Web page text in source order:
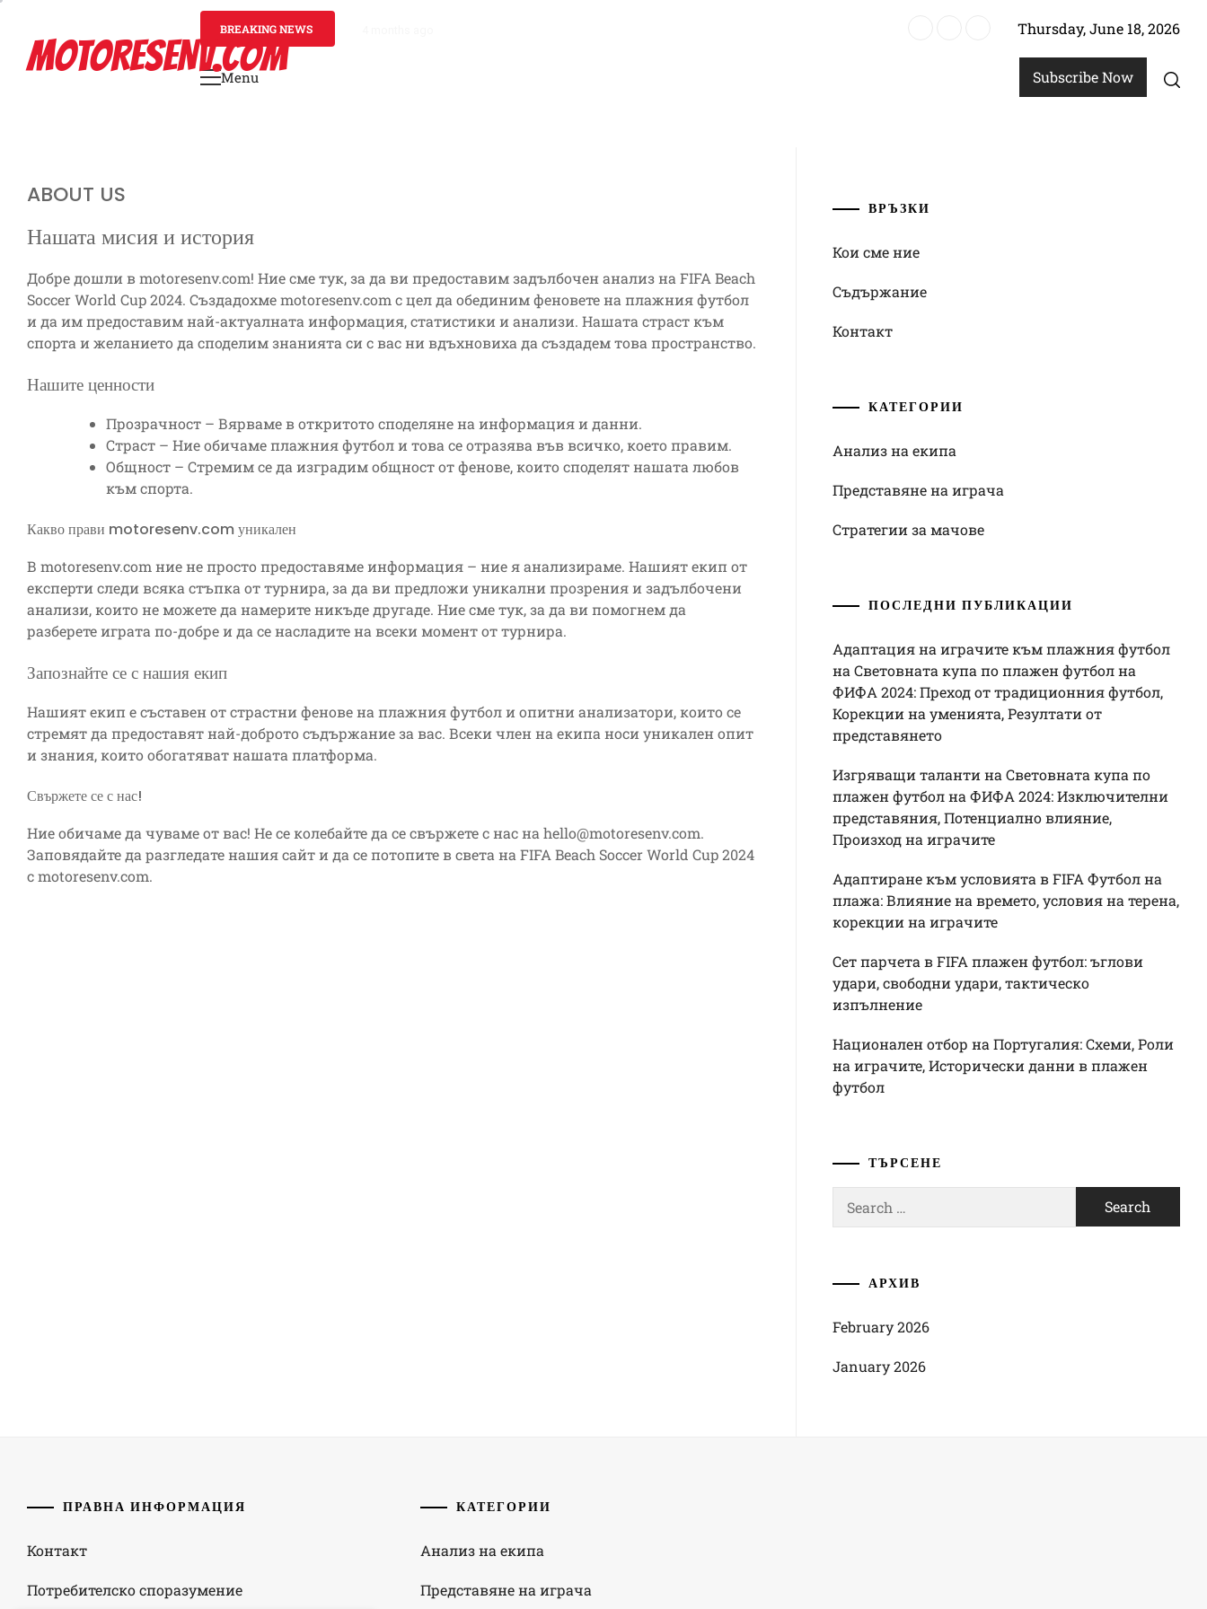
contentMOTORESENV.COM
BREAKING NEWS Адаптация на играчите към плажния футбол на Световната купа по плажен футбол на ФИФА 2024: Преход от традиционния
Thursday, June 18, 2026
Primary
Menu Subscribe Now
ABOUT US
Нашата мисия и история
Добре дошли в motoresenv.com! Ние сме тук, за да ви предоставим задълбочен анализ на FIFA Beach
Soccer World Cup 2024. Създадохме motoresenv.com с цел да обединим феновете на плажния футбол
и да им предоставим най-актуалната информация, статистики и анализи. Нашата страст към
спорта и желанието да споделим знанията си с вас ни вдъхновиха да създадем това пространство.
Нашите ценности
Прозрачност – Вярваме в откритото споделяне на информация и данни.
Страст – Ние обичаме плажния футбол и това се отразява във всичко, което правим.
Общност – Стремим се да изградим общност от фенове, които споделят нашата любов
към спорта.
Какво прави motoresenv.com уникален
В motoresenv.com ние не просто предоставяме информация – ние я анализираме. Нашият екип от
експерти следи всяка стъпка от турнира, за да ви предложи уникални прозрения и задълбочени
анализи, които не можете да намерите никъде другаде. Ние сме тук, за да ви помогнем да
разберете играта по-добре и да се насладите на всеки момент от турнира.
Запознайте се с нашия екип
Нашият екип е съставен от страстни фенове на плажния футбол и опитни анализатори, които се
стремят да предоставят най-доброто съдържание за вас. Всеки член на екипа носи уникален опит
и знания, които обогатяват нашата платформа.
Свържете се с нас!
Ние обичаме да чуваме от вас! Не се колебайте да се свържете с нас на hello@motoresenv.com.
Заповядайте да разгледате нашия сайт и да се потопите в света на FIFA Beach Soccer World Cup 2024
с motoresenv.com.
ВРЪЗКИ
Кои сме ние
Съдържание
Контакт
КАТЕГОРИИ
Анализ на екипа
Представяне на играча
Стратегии за мачове
ПОСЛЕДНИ ПУБЛИКАЦИИ
Адаптация на играчите към плажния футбол
на Световната купа по плажен футбол на
ФИФА 2024: Преход от традиционния футбол,
Корекции на уменията, Резултати от
представянето
Изгряващи таланти на Световната купа по
плажен футбол на ФИФА 2024: Изключителни
представяния, Потенциално влияние,
Произход на играчите
Адаптиране към условията в FIFA Футбол на
плажа: Влияние на времето, условия на терена,
корекции на играчите
Сет парчета в FIFA плажен футбол: ъглови
удари, свободни удари, тактическо
изпълнение
Национален отбор на Португалия: Схеми, Роли
на играчите, Исторически данни в плажен
футбол
ТЪРСЕНЕ
for:
АРХИВ
February 2026
January 2026
ПРАВНА ИНФОРМАЦИЯ
Контакт
Потребителско споразумение
КАТЕГОРИИ
Анализ на екипа
Представяне на играча